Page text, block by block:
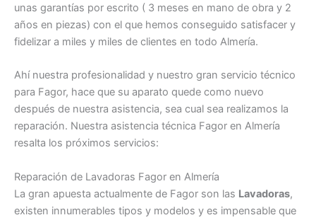
unas garantías por escrito ( 3 meses en mano de obra y 2
años en piezas) con el que hemos conseguido satisfacer y
fidelizar a miles y miles de clientes en todo Almería.
Ahí nuestra profesionalidad y nuestro gran servicio técnico
para Fagor, hace que su aparato quede como nuevo
después de nuestra asistencia, sea cual sea realizamos la
reparación. Nuestra asistencia técnica Fagor en Almería
resalta los próximos servicios:
Reparación de Lavadoras Fagor en Almería
La gran apuesta actualmente de Fagor son las Lavadoras,
existen innumerables tipos y modelos y es impensable que